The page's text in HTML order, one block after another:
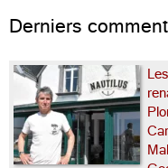
[…]...
Derniers